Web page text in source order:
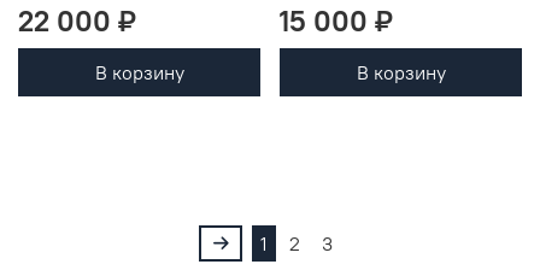
22 000 ₽
В корзину
15 000 ₽
В корзину
1 2 3